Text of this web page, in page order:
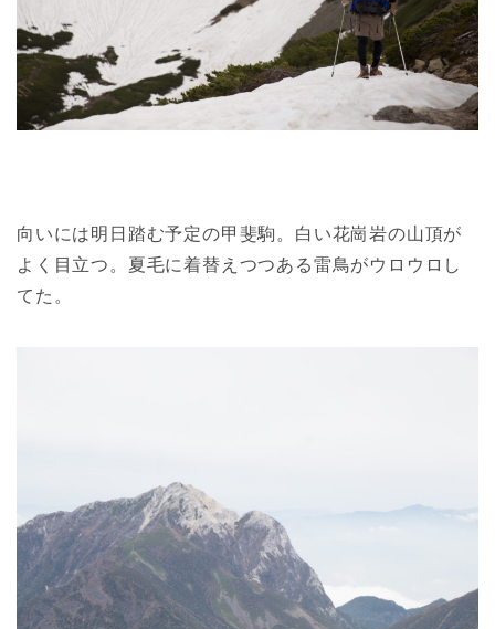
向いには明日踏む予定の甲斐駒。白い花崗岩の山頂が
よく目立つ。夏毛に着替えつつある雷鳥がウロウロし
てた。